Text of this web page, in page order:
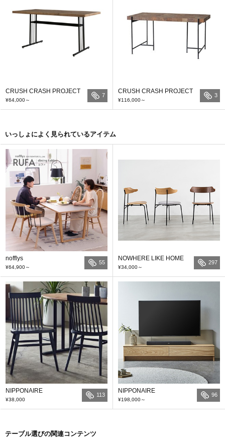
CRUSH CRASH PROJECT
¥64,000～
7
CRUSH CRASH PROJECT
¥116,000～
3
いっしょによく見られているアイテム
nofflys
¥64,900～
55
NOWHERE LIKE HOME
¥34,000～
297
NIPPONAIRE
¥38,000
113
NIPPONAIRE
¥198,000～
96
テーブル選びの関連コンテンツ